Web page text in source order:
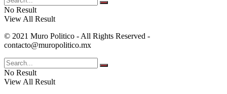
No Result
View All Result
© 2021 Muro Politico - All Rights Reserved -
contacto@muropolitico.mx
No Result
View All Result